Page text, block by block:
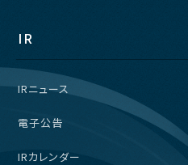
IR
IRニュース
電子公告
IRカレンダー